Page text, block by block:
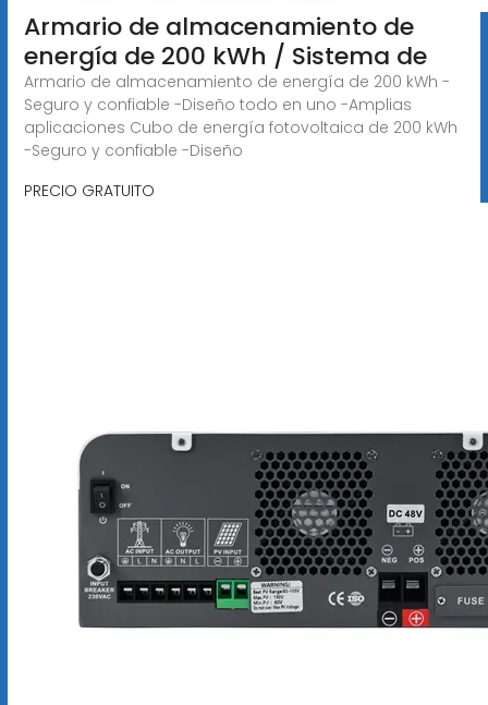
Armario de almacenamiento de
energía de 200 kWh / Sistema de
Armario de almacenamiento de energía de 200 kWh -
Seguro y confiable -Diseño todo en uno -Amplias
aplicaciones Cubo de energía fotovoltaica de 200 kWh
-Seguro y confiable -Diseño
PRECIO GRATUITO